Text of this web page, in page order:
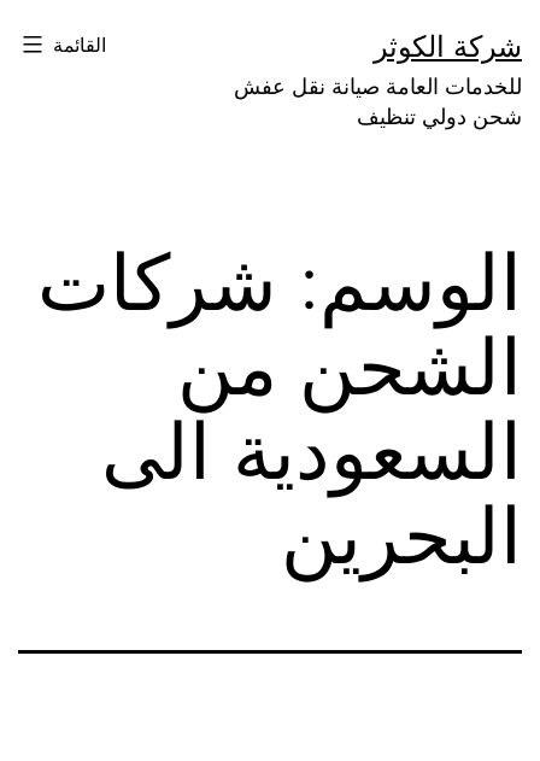
إلى
المحتوى
شركة الكوثر
للخدمات العامة صيانة نقل عفش
شحن دولي تنظيف
القائمة
الوسم: شركات
الشحن من
السعودية الى
البحرين